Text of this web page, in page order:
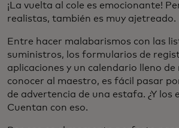
¡La vuelta al cole es emocionante!
realistas, también es muy ajetreado.
Entre hacer malabarismos con las
suministros, los formularios de
aplicaciones y un calendario lleno de
conocer al maestro, es fácil pasar
de advertencia de una estafa. ¿Y los
Cuentan con eso.